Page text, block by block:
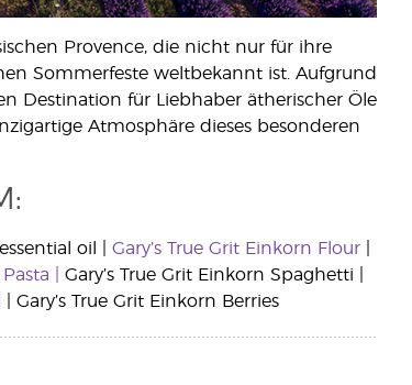
Provence, die nicht nur für ihre
Sommerfeste weltbekannt ist. Aufgrund
Destination für Liebhaber ätherischer Öle
Atmosphäre dieses besonderen
oil | Gary’s True Grit Einkorn Flour
|
Gary’s True Grit Einkorn Spaghetti |
| Gary’s True Grit Einkorn Berries